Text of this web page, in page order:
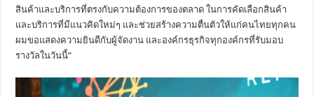
สินค้าและบริการที่ตรงกับความต้องการของตลาด ในการคัดเลือกสินค้า
และบริการที่มีแนวคิดใหม่ๆ และช่วยสร้างความตื่นตัวให้แก่คนไทยทุกคน
ผมขอแสดงความยินดีกับผู้จัดงาน และองค์กรธุรกิจทุกองค์กรที่รับมอบ
รางวัลในวันนี้”